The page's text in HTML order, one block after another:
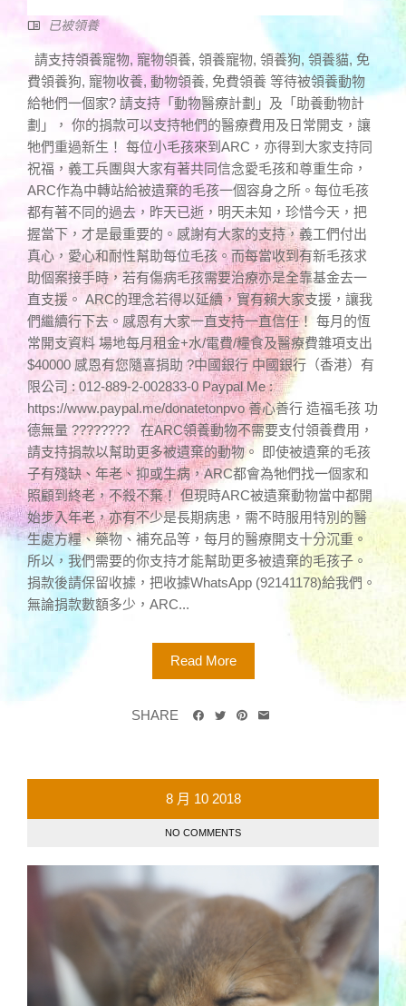
已被領養
請支持領養寵物, 寵物領養, 領養寵物, 領養狗, 領養貓, 免
費領養狗, 寵物收養, 動物領養, 免費領養 等待被領養動物
給牠們一個家? 請支持「動物醫療計劃」及「助養動物計
劃」， 你的捐款可以支持牠們的醫療費用及日常開支，讓
牠們重過新生！ 每位小毛孩來到ARC，亦得到大家支持同
祝福，義工兵團與大家有著共同信念愛毛孩和尊重生命，
ARC作為中轉站給被遺棄的毛孩一個容身之所。每位毛孩
都有著不同的過去，昨天已逝，明天未知，珍惜今天，把
握當下，才是最重要的。感謝有大家的支持，義工們付出
真心，愛心和耐性幫助每位毛孩。而每當收到有新毛孩求
助個案接手時，若有傷病毛孩需要治療亦是全靠基金去一
直支援。 ARC的理念若得以延續，實有賴大家支援，讓我
們繼續行下去。感恩有大家一直支持一直信任！ 每月的恆
常開支資料 場地每月租金+水/電費/糧食及醫療費雜項支出
$40000 感恩有您隨喜捐助 ?中國銀行 中國銀行（香港）有
限公司 : 012-889-2-002833-0 Paypal Me :
https://www.paypal.me/donatetonpvo 善心善行 造福毛孩 功
德無量 ???????? 在ARC領養動物不需要支付領養費用，
請支持捐款以幫助更多被遺棄的動物。 即使被遺棄的毛孩
子有殘缺、年老、抑或生病，ARC都會為牠們找一個家和
照顧到終老，不殺不棄！ 但現時ARC被遺棄動物當中都開
始步入年老，亦有不少是長期病患，需不時服用特別的醫
生處方糧、藥物、補充品等，每月的醫療開支十分沉重。
所以，我們需要的你支持才能幫助更多被遺棄的毛孩子。
捐款後請保留收據，把收據WhatsApp (92141178)給我們。
無論捐款數額多少，ARC...
Read More
SHARE
8 月 10 2018
NO COMMENTS